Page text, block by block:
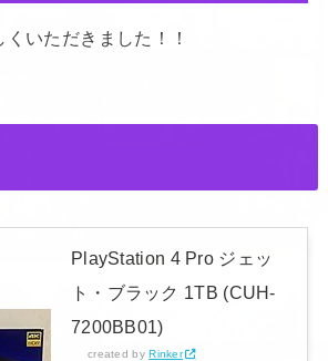
いただきました！！
PlayStation 4 Pro ジェッ
ト・ブラック 1TB (CUH-
7200BB01)
created byRinker